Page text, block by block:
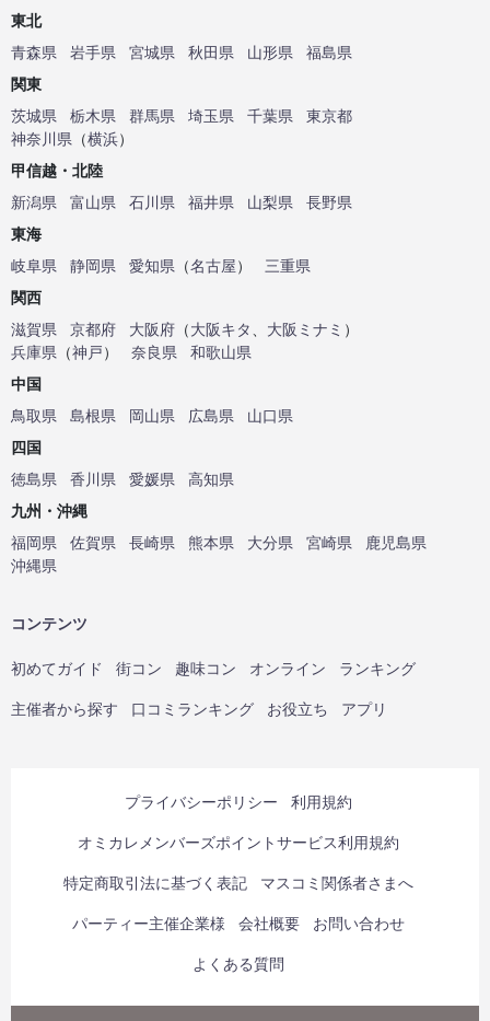
東北
青森県
岩手県 宮城県 秋田県 山形県
福島県
関東
茨城県
栃木県 群馬県 埼玉県 千葉県
東京都
神奈川県 （横浜）
甲信越・北陸
新潟県
富山県 石川県 福井県 山梨県
長野県
東海
岐阜県
静岡県 愛知県 （名古屋）
三重県
関西
滋賀県
京都府 大阪府 （大阪キタ 大阪ミナミ ）
兵庫県 （神戸） 奈良県
和歌山県
中国
鳥取県
島根県 岡山県 広島県
山口県
四国
徳島県
香川県 愛媛県
高知県
九州・沖縄
福岡県
佐賀県 長崎県 熊本県 大分県 宮崎県
鹿児島県
沖縄県
コンテンツ
初めてガイド 街コン 趣味コン オンライン ランキング
主催者から探す 口コミランキング お役立ち アプリ
プライバシーポリシー 利用規約
オミカレメンバーズポイントサービス利用規約
特定商取引法に基づく表記 マスコミ関係者さまへ
パーティー主催企業様 会社概要 お問い合わせ
よくある質問